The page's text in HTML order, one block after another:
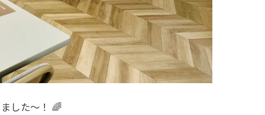
した〜！ 🌈